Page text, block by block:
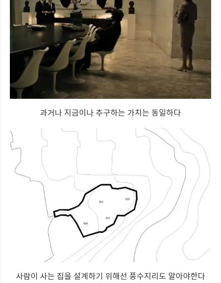
과거나 지금이나 추구하는 가치는 동일하다
사람이 사는 집을 설계하기 위해선 풍수지리도 알아야한다